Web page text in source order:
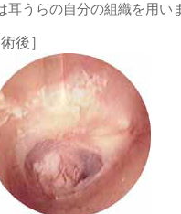
耳うらの自分の組織を用い
術後］